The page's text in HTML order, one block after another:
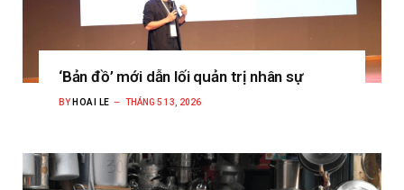
‘Bản đồ’ mới dẫn lối quản trị nhân sự
BY HOAI LE THÁNG 5 13, 2026